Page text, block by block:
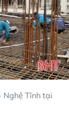
Nghệ Tĩnh tại